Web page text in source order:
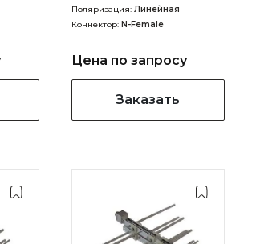
Поляризация: Линейная
Коннектор: N-Female
Цена по запросу
Заказать